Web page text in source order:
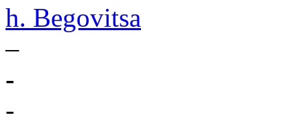
h. Begovitsa
–
-
-